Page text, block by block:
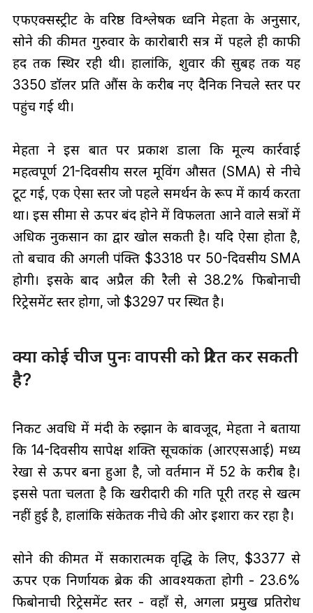
एफएक्सस्ट्रीट के वरिष्ठ विश्लेषक ध्वनि मेहता के अनुसार,
सोने की कीमत गुरुवार के कारोबारी सत्र में पहले ही काफी
हद तक स्थिर रही थी। हालांकि, शुक्रवार की सुबह तक यह
3350 डॉलर प्रति औंस के करीब नए दैनिक निचले स्तर पर
पहुंच गई थी।
मेहता ने इस बात पर प्रकाश डाला कि मूल्य कार्रवाई
महत्वपूर्ण 21-दिवसीय सरल मूविंग औसत (SMA) से नीचे
टूट गई, एक ऐसा स्तर जो पहले समर्थन के रूप में कार्य करता
था। इस सीमा से ऊपर बंद होने में विफलता आने वाले सत्रों में
अधिक नुकसान का द्वार खोल सकती है। यदि ऐसा होता है,
तो बचाव की अगली पंक्ति $3318 पर 50-दिवसीय SMA
होगी। इसके बाद अप्रैल की रैली से 38.2% फिबोनाची
रिट्रेसमेंट स्तर होगा, जो $3297 पर स्थित है।
क्या कोई चीज पुनः वापसी को प्रेरित कर सकती
है?
निकट अवधि में मंदी के रुझान के बावजूद, मेहता ने बताया
कि 14-दिवसीय सापेक्ष शक्ति सूचकांक (आरएसआई) मध्य
रेखा से ऊपर बना हुआ है, जो वर्तमान में 52 के करीब है।
इससे पता चलता है कि खरीदारी की गति पूरी तरह से खत्म
नहीं हुई है, हालांकि संकेतक नीचे की ओर इशारा कर रहा है।
सोने की कीमत में सकारात्मक वृद्धि के लिए, $3377 से
ऊपर एक निर्णायक ब्रेक की आवश्यकता होगी - 23.6%
फिबोनाची रिट्रेसमेंट स्तर - वहाँ से, अगला प्रमुख प्रतिरोध